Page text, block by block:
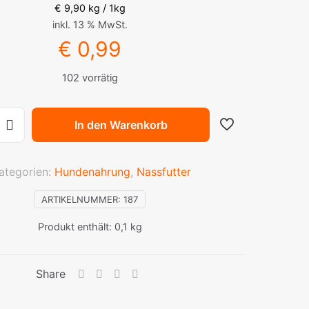
€ 9,90 kg / 1kg
inkl. 13 % MwSt.
€ 0,99
102 vorrätig
In den Warenkorb
Produkt enthält: 0,1 kg
ARTIKELNUMMER: 187
Hundenahrung, Nassfutter
Share